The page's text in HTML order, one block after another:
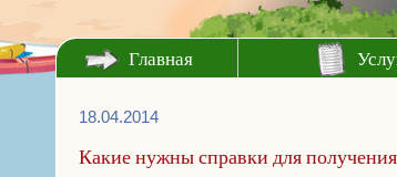
Главная
18.04.2014
Какие нужны справки для